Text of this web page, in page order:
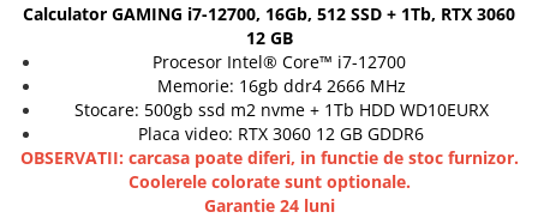
All-in-One REFURBISHED
Calculatoare All-in-One RENEW
Componente All-in-One
Calculator GAMING i7-12700, 16Gb, 512 SSD + 1Tb, RTX 3060
12 GB
Procesor Intel® Core™ i7-12700
Memorie: 16gb ddr4 2666 MHz
Stocare: 500gb ssd m2 nvme + 1Tb HDD WD10EURX
Placa video: RTX 3060 12 GB GDDR6
OBSERVATII: carcasa poate diferi, in functie de stoc furnizor.
Coolerele colorate sunt optionale.
Garantie 24 luni